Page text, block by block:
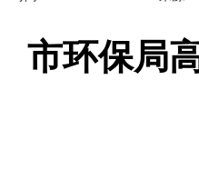
市环保局